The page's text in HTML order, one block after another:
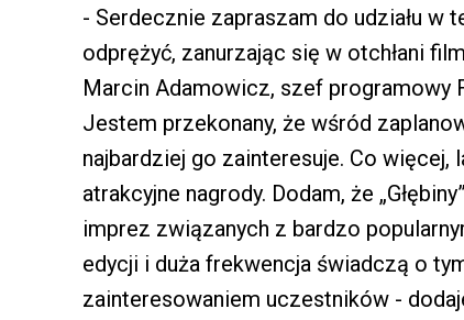
- Serdecznie zapraszam do udziału w
odprężyć, zanurzając się w otchłani
Marcin Adamowicz, szef programowy
Jestem przekonany, że wśród
najbardziej go zainteresuje. Co
atrakcyjne nagrody. Dodam, że
imprez związanych z bardzo
edycji i duża frekwencja świadczą o
zainteresowaniem uczestników -